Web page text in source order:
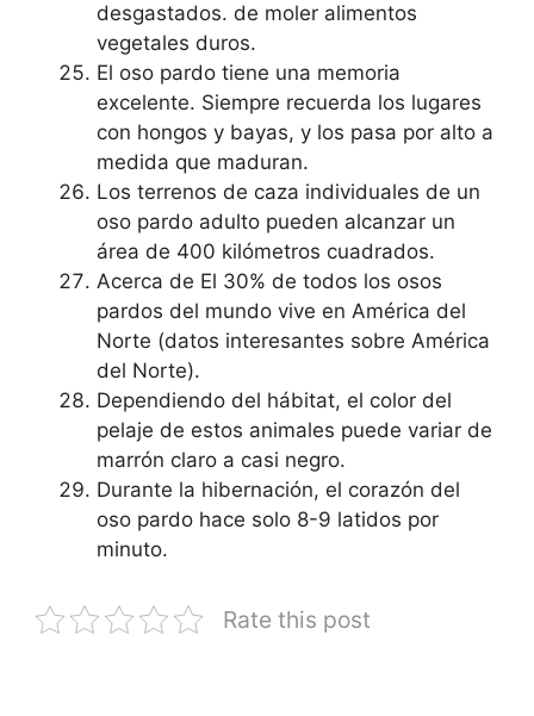
desgastados. de moler alimentos
vegetales duros.
El oso pardo tiene una memoria
excelente. Siempre recuerda los lugares
con hongos y bayas, y los pasa por alto a
medida que maduran.
Los terrenos de caza individuales de un
oso pardo adulto pueden alcanzar un
área de 400 kilómetros cuadrados.
Acerca de El 30% de todos los osos
pardos del mundo vive en América del
Norte (datos interesantes sobre América
del Norte).
Dependiendo del hábitat, el color del
pelaje de estos animales puede variar de
marrón claro a casi negro.
Durante la hibernación, el corazón del
oso pardo hace solo 8-9 latidos por
minuto.
Rate this post